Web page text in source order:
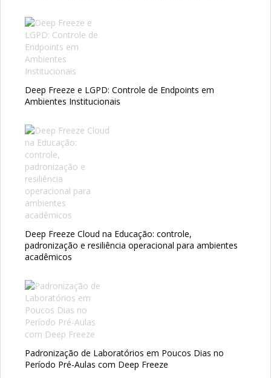
Deep Freeze e LGPD: Controle de Endpoints em
Ambientes Institucionais
Deep Freeze Cloud na Educação: controle,
padronização e resiliência operacional para ambientes
acadêmicos
Padronização de Laboratórios em Poucos Dias no
Período Pré-Aulas com Deep Freeze